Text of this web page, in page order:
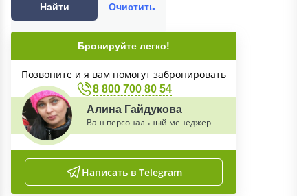
Найти Очистить
Бронируйте легко!
Позвоните и я вам помогут забронировать
8 800 700 80 54
Алина Гайдукова
Ваш персональный менеджер
Написать в Telegram